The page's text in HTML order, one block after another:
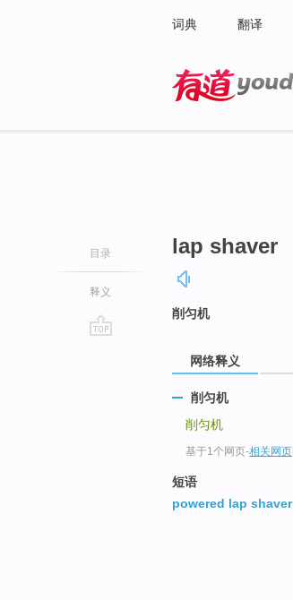
词典 翻译
目录
释义
lap shaver
削匀机
网络释义
削匀机
削匀机
基于1个网页-相关网页
短语
powered lap shaver